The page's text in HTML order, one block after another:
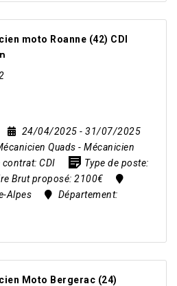
moto Roanne (42) CDI
24/04/2025 - 31/07/2025
Quads - Mécanicien
contrat: CDI
Type de poste:
Brut proposé: 2100€
Alpes
Département:
Moto Bergerac (24)